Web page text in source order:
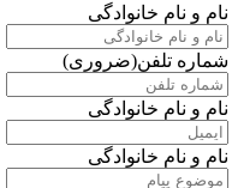
نام و نام خانوادگی
شماره تلفن(ضروری)
نام و نام خانوادگی
نام و نام خانوادگی